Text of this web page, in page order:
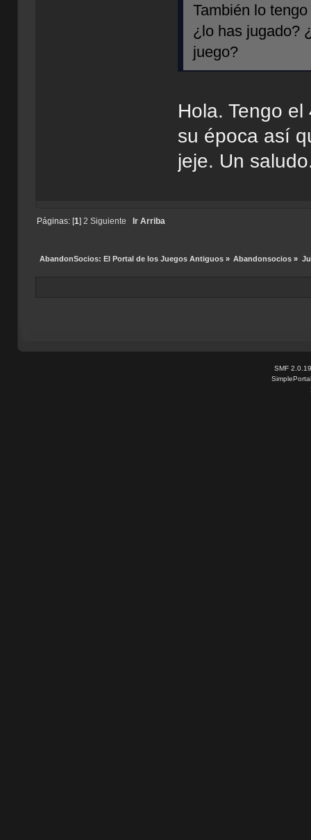
También lo
¿lo has jugado?
juego?
Hola. Tengo
su época así
jeje. Un
Páginas: [1] 2 Siguiente Ir Arriba
AbandonSocios: El Portal de los Juegos Antiguos» Abandonsocios »
SMF 2.0.19